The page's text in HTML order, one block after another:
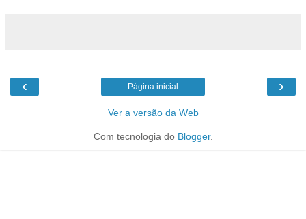
‹ ›
Página inicial
Ver a versão da Web
Com tecnologia do Blogger.